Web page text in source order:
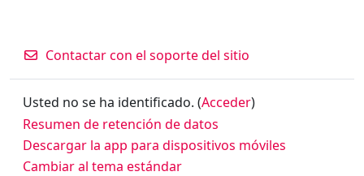
Contactar con el soporte del sitio
Usted no se ha identificado. (Acceder)
Resumen de retención de datos
Descargar la app para dispositivos móviles
Cambiar al tema estándar